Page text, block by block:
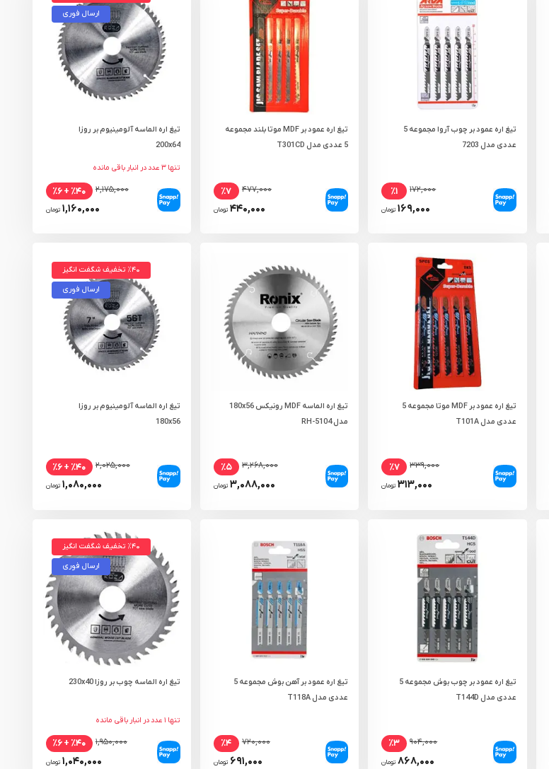
تیغ اره عمود بر چوب آروا مجموعه 5
عددی مدل 7203
۱۷۲,۰۰۰ ٪۱
۱۶۹,۰۰۰ تومان
تیغ اره عمود بر MDF موتا بلند مجموعه
5 عددی مدل T301CD
۴۷۷,۰۰۰ ٪۷
۴۴۰,۰۰۰ تومان
ارسال فوری
تیغ اره الماسه آلومینیوم بر روزا
200x64
تنها ۳ عدد در انبار باقی مانده
۲,۱۷۵,۰۰۰ ٪۴۰ + ٪۶
۱,۱۶۰,۰۰۰ تومان
تیغ اره عمود بر MDF موتا مجموعه 5
عددی مدل T101A
۳۳۹,۰۰۰ ٪۷
۳۱۳,۰۰۰ تومان
تیغ اره الماسه MDF رونیکس 180x56
مدل RH-5104
۳,۲۶۸,۰۰۰ ٪۵
۳,۰۸۸,۰۰۰ تومان
٪۴۰ تخفیف شگفت انگیز
ارسال فوری
تیغ اره الماسه آلومینیوم بر روزا
180x56
۲,۰۲۵,۰۰۰ ٪۴۰ + ٪۶
۱,۰۸۰,۰۰۰ تومان
تیغ اره عمود بر چوب بوش مجموعه 5
عددی مدل T144D
۹۰۴,۰۰۰ ٪۳
۸۶۸,۰۰۰ تومان
تیغ اره عمود بر آهن بوش مجموعه 5
عددی مدل T118A
۷۲۰,۰۰۰ ٪۴
۶۹۱,۰۰۰ تومان
٪۴۰ تخفیف شگفت انگیز
ارسال فوری
تیغ اره الماسه چوب بر روزا 230x40
تنها ۱ عدد در انبار باقی مانده
۱,۹۵۰,۰۰۰ ٪۴۰ + ٪۶
۱,۰۴۰,۰۰۰ تومان